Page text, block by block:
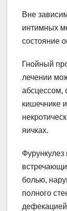
Вне
интимных
состояние
Гнойный
лечении
абсцессом,
кишечнике
яичках.
Фурункулез
болью,
полного